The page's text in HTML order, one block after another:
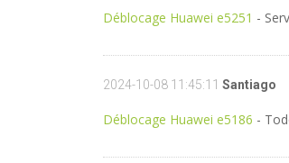
Déblocage Huawei e5251 -
2024-10-08 11:45:11 Santiago
Déblocage Huawei e5186 -